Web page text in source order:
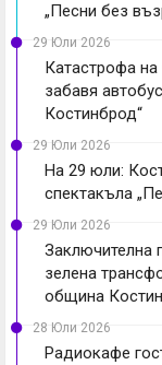
„Песни без
29 Юли 2026
Катастрофа на
забавя
Костинброд“
29 Юли 2026
На 29 юли:
спектакъла
29 Юли 2026
Заключителна
зелена
община
28 Юли 2026
Радиокафе